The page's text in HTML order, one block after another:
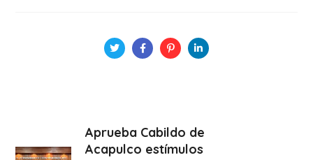
Aprueba Cabildo de
Acapulco estímulos